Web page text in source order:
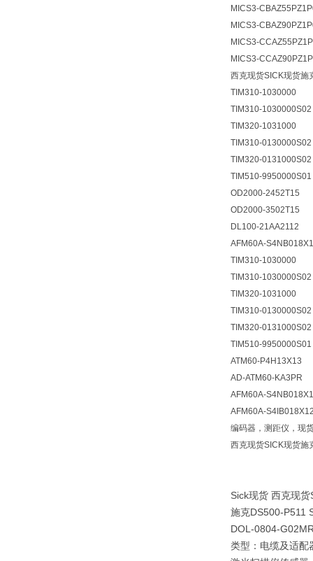
MICS3-
MICS3-
MICS3-
MICS3-
西克现货SICK现货施
TIM310-1030000
TIM310-1030000S02
TIM320-1031000
TIM310-0130000S02
TIM320-0131000S02
TIM510-9950000S01
OD2000-2452T15
OD2000-3502T15
DL100-21AA2112
AFM60A-
TIM310-1030000
TIM310-1030000S02
TIM320-1031000
TIM310-0130000S02
TIM320-0131000S02
TIM510-9950000S01
ATM60-P4H13X13
AD-ATM60-KA3PR
AFM60A-
AFM60A-
编码器，测距仪，现
西克现货SICK现货施
Sick现货 西克现
施克DS500-P511
DOL-0804-
类型：电缆及适配